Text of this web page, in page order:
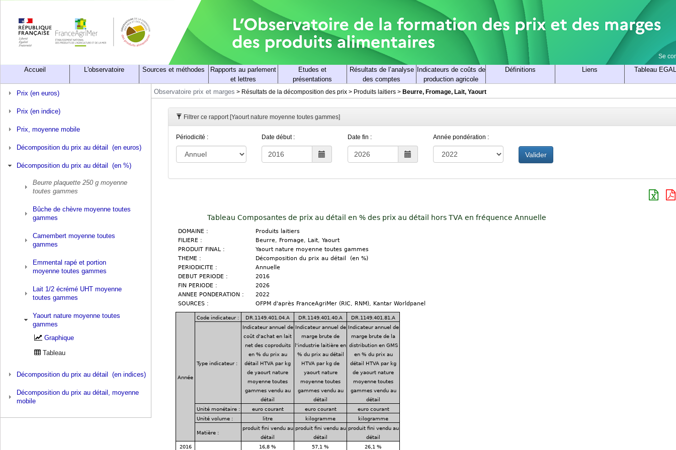
Se
Accueil L'observatoire Sources et méthodes
Rapports au parlement
et lettres
Etudes et
présentations
Résultats de l’analyse
des comptes
Indicateurs de coûts de
production agricole
Définitions Liens Tableau
Prix (en euros)
Prix (en indice)
Prix, moyenne mobile
Décomposition du prix au détail (en euros)
Décomposition du prix au détail (en %)
Beurre plaquette 250 g moyenne
toutes gammes
Bûche de chèvre moyenne toutes
gammes
Camembert moyenne toutes
gammes
Emmental rapé et portion
moyenne toutes gammes
Lait 1/2 écrémé UHT moyenne
toutes gammes
Yaourt nature moyenne toutes
gammes
Graphique
Tableau
Décomposition du prix au détail (en indices)
Décomposition du prix au détail, moyenne
mobile
Observatoire prix et marges > Résultats de la décomposition des prix > Produits laitiers > Beurre, Fromage, Lait, Yaourt
Filtrer ce rapport [Yaourt nature moyenne toutes gammes]
Périodicité : Date début : Date fin : Année pondération :
Valider